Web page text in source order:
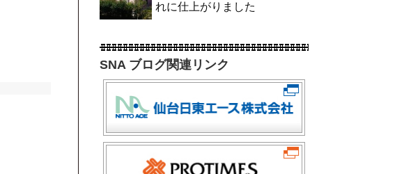
れに仕上がりました
SNA ブログ関連リンク